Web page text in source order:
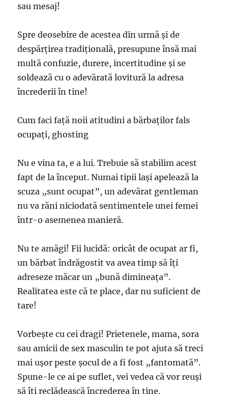
sau mesaj!
Spre deosebire de acestea din urmă şi de
despărţirea tradiţională, presupune însă mai
multă confuzie, durere, incertitudine şi se
soldează cu o adevărată lovitură la adresa
încrederii în tine!
Cum faci faţă noii atitudini a bărbaţilor fals
ocupaţi, ghosting
Nu e vina ta, e a lui. Trebuie să stabilim acest
fapt de la început. Numai tipii laşi apelează la
scuza „sunt ocupat”, un adevărat gentleman
nu va răni niciodată sentimentele unei femei
într-o asemenea manieră.
Nu te amăgi! Fii lucidă: oricât de ocupat ar fi,
un bărbat îndrăgostit va avea timp să îţi
adreseze măcar un „bună dimineaţa”.
Realitatea este că te place, dar nu suficient de
tare!
Vorbeşte cu cei dragi! Prietenele, mama, sora
sau amicii de sex masculin te pot ajuta să treci
mai uşor peste şocul de a fi fost „fantomată”.
Spune-le ce ai pe suflet, vei vedea că vor reuşi
să îţi reclădească încrederea în tine.